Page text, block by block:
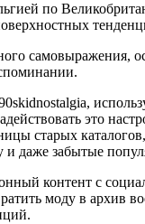
по
самовыражения,
это
старых
и даже забытые
контент с
моду в архив